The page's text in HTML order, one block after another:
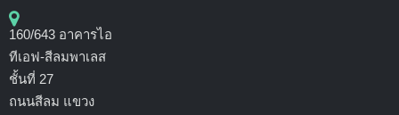
160/643 อาคารไอ
ทีเอฟ-สีลมพาเลส
ชั้นที่ 27
ถนนสีลม แขวง